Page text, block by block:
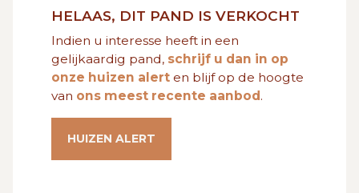
VACATURES MIJN FAVORIETEN
HUIZEN ALERT
HELAAS, DIT PAND IS VERKOCHT
Indien u interesse heeft in een
gelijkaardig pand, schrijf u dan in op
onze huizen alert en blijf op de hoogte
van ons meest recente aanbod.
HUIZEN ALERT